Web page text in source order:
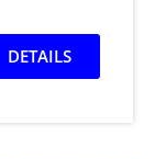
DETAILS